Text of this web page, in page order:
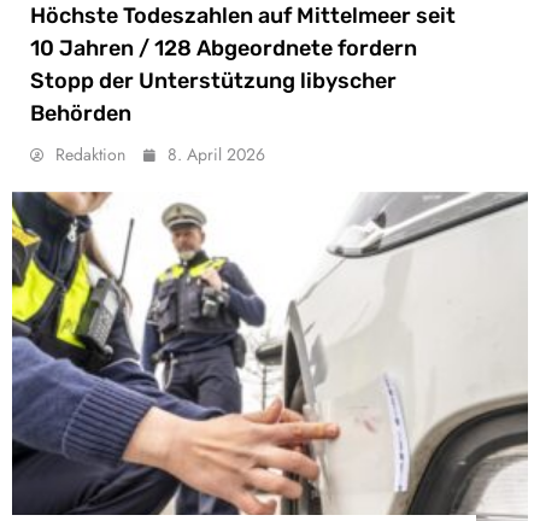
Höchste Todeszahlen auf Mittelmeer seit
10 Jahren / 128 Abgeordnete fordern
Stopp der Unterstützung libyscher
Behörden
Redaktion 8. April 2026